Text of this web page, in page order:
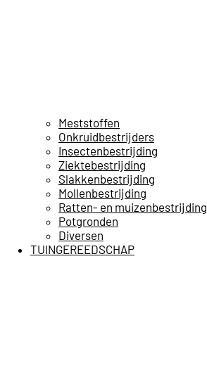
Meststoffen
Onkruidbestrijders
Insectenbestrijding
Ziektebestrijding
Slakkenbestrijding
Mollenbestrijding
Ratten- en muizenbestrijding
Potgronden
Diversen
TUINGEREEDSCHAP